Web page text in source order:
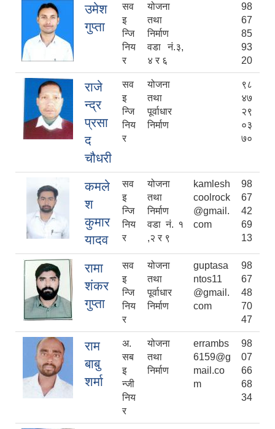
उमेश
गुप्ता
सव
इ
न्जि
निय
र
योजना
तथा
निर्माण
वडा नं.३,
४ र ६
98
67
85
93
20
राजे
न्द्र
प्रसा
द
चौधरी
सव
इ
न्जि
निय
र
योजना
तथा
पूर्वाधार
निर्माण
९८
४७
२९
०३
७०
कमले
श
कुमार
यादव
सव
इ
न्जि
निय
र
योजना
तथा
निर्माण
वडा नं. १
,२ र ९
kamlesh
coolrock
@gmail.
com
98
67
42
69
13
रामा
शंकर
गुप्ता
सव
इ
न्जि
निय
र
योजना
तथा
पूर्वाधार
निर्माण
guptasa
ntos11
@gmail.
com
98
67
48
70
47
राम
बाबु
शर्मा
अ.
सब
इ
न्जी
निय
र
योजना
तथा
निर्माण
errambs
6159@g
mail.co
m
98
07
66
68
34